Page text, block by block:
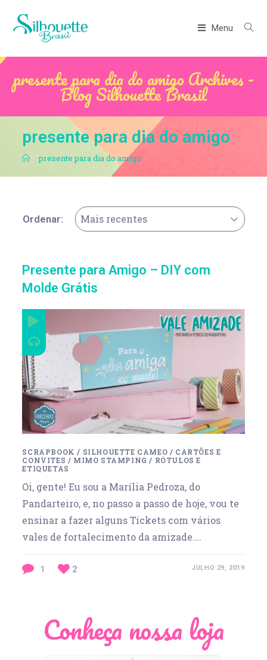
Menu
presente para dia do amigo Archives -
Blog Silhouette Brasil
presente para dia do amigo
. presente para dia do amigo
Ordenar: Mais recentes
Presente para Amigo – DIY com
Molde Grátis
SCRAPBOOK / SILHOUETTE CAMEO / CARTÕES E
CONVITES / MIMO STAMPING / RÓTULOS E
ETIQUETAS
Oi, gente! Eu sou a Marília Pedroza, do
Pandarteiro, e, no passo a passo de hoje, vou te
ensinar a fazer alguns Tickets com vários
vales de fortalecimento da amizade.…
1 2 JULHO 29, 2019
Conheça nossa loja